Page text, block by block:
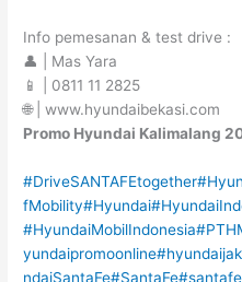
Info pemesanan & test drive :
👤 | Mas Yara
📱 | 0811 11 2825
🌐 | www.hyundaibekasi.com
Promo Hyundai Kalimalang
#DriveSANTAFEtogether
fMobility#Hyundai
#HyundaiMobilIndonesia
yundaipromoonline
ndaiSantaFe#SantaFe